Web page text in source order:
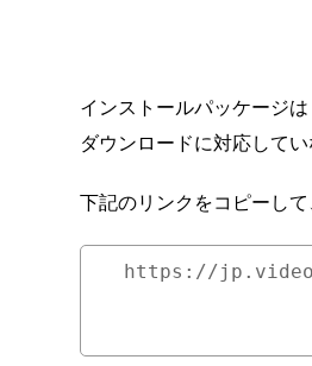
インストールパッケージ
ダウンロードに対応して
下記のリンクをコピーし